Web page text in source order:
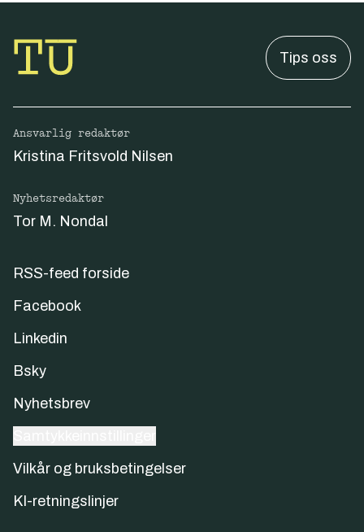
Tips oss
Ansvarlig redaktør
Kristina Fritsvold Nilsen
Nyhetsredaktør
Tor M. Nondal
RSS-feed forside
Facebook
Linkedin
Bsky
Nyhetsbrev
Vilkår og bruksbetingelser
KI-retningslinjer